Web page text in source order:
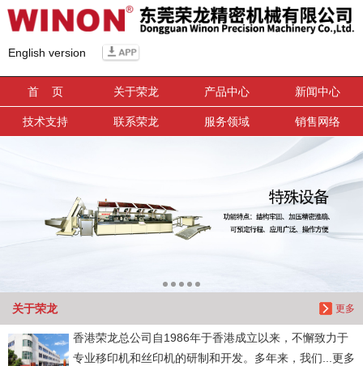
English version
首 页 关于荣龙 产品中心 新闻中心
技术支持 联系荣龙 服务领域 销售网络
更多
关于荣龙
香港荣龙总公司自1986年于香港成立以来，不懈致力于
专业移印机和丝印机的研制和开发。多年来，我们...更多
信息搜索
搜索